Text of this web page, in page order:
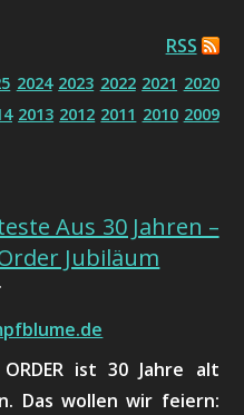
RSS
2024 2023 2022 2021 2020
2013 2012 2011 2010 2009
Aus 30 Jahren –
Jubiläum
ist 30 Jahre alt
Das wollen wir feiern: